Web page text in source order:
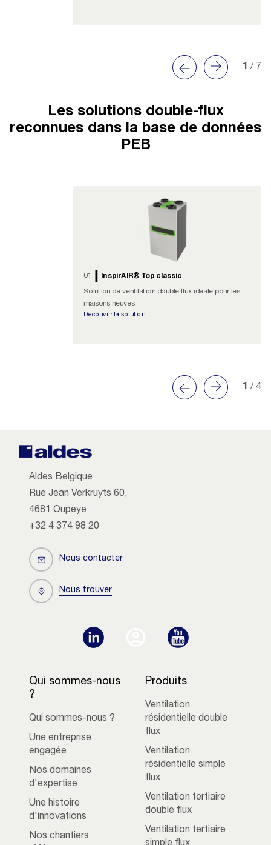
1 / 7
Les solutions double-flux
reconnues dans la base de données
PEB
01 InspirAIR® Top classic
Solution de ventilation double flux idéale pour les
maisons neuves
Découvrir la solution
1 / 4
Aldes Belgique
Rue Jean Verkruyts 60,
4681 Oupeye
+32 4 374 98 20
Nous contacter
Nous trouver
Qui sommes-nous
?
Qui sommes-nous ?
Une entreprise
engagée
Nos domaines
d'expertise
Une histoire
d'innovations
Nos chantiers
Produits
Ventilation
résidentielle double
flux
Ventilation
résidentielle simple
flux
Ventilation tertiaire
double flux
Ventilation tertiaire